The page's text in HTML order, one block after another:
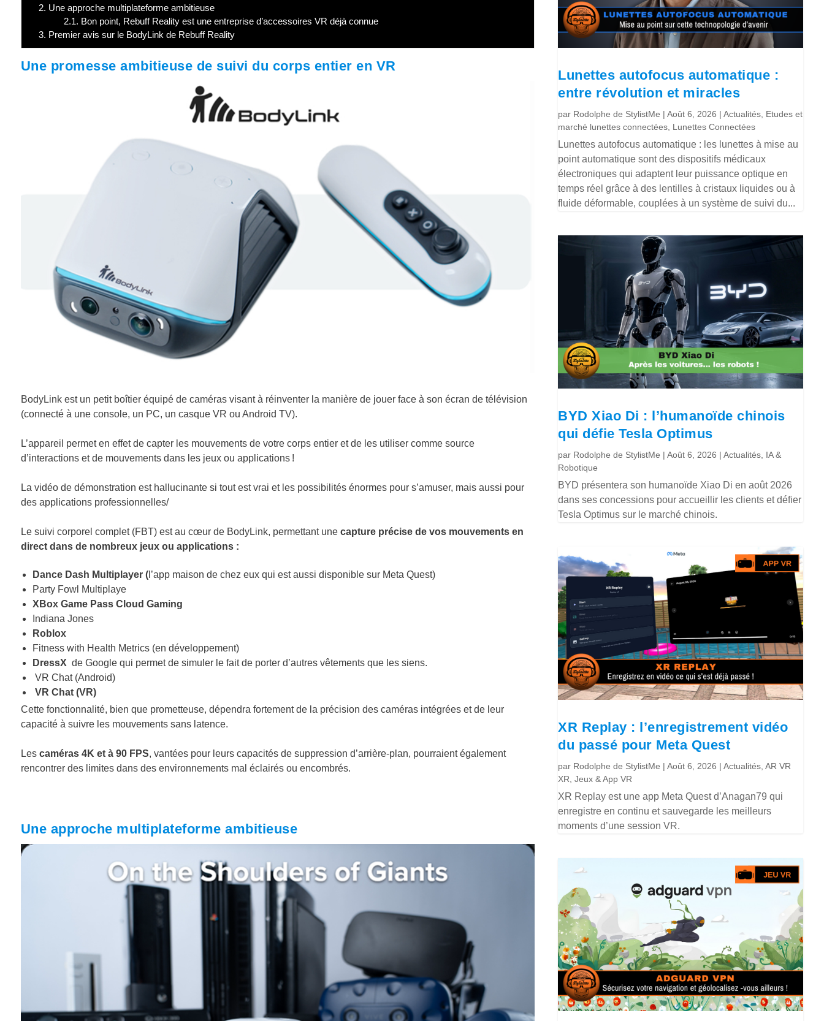
2. Une approche multiplateforme ambitieuse
2.1. Bon point, Rebuff Reality est une entreprise d’accessoires VR déjà connue
3. Premier avis sur le BodyLink de Rebuff Reality
Une promesse ambitieuse de suivi du corps entier en VR
BodyLink est un petit boîtier équipé de caméras visant à réinventer la manière de jouer face à son écran de télévision
(connecté à une console, un PC, un casque VR ou Android TV).
L’appareil permet en effet de capter les mouvements de votre corps entier et de les utiliser comme source
d’interactions et de mouvements dans les jeux ou applications !
La vidéo de démonstration est hallucinante si tout est vrai et les possibilités énormes pour s’amuser, mais aussi pour
des applications professionnelles/
Le suivi corporel complet (FBT) est au cœur de BodyLink, permettant une capture précise de vos mouvements en
direct dans de nombreux jeux ou applications :
Dance Dash Multiplayer (l’app maison de chez eux qui est aussi disponible sur Meta Quest)
Party Fowl Multiplaye
XBox Game Pass Cloud Gaming
Indiana Jones
Roblox
Fitness with Health Metrics (en développement)
DressX de Google qui permet de simuler le fait de porter d’autres vêtements que les siens.
VR Chat (Android)
VR Chat (VR)
Cette fonctionnalité, bien que prometteuse, dépendra fortement de la précision des caméras intégrées et de leur
capacité à suivre les mouvements sans latence.
Les caméras 4K et à 90 FPS, vantées pour leurs capacités de suppression d’arrière-plan, pourraient également
rencontrer des limites dans des environnements mal éclairés ou encombrés.
Une approche multiplateforme ambitieuse
Lunettes autofocus automatique :
entre révolution et miracles
par Rodolphe de StylistMe |Août 6, 2026 |Actualités Etudes et
marché lunettes connectées Lunettes Connectées
Lunettes autofocus automatique : les lunettes à mise au
point automatique sont des dispositifs médicaux
électroniques qui adaptent leur puissance optique en
temps réel grâce à des lentilles à cristaux liquides ou à
fluide déformable, couplées à un système de suivi du...
BYD Xiao Di : l’humanoïde chinois
qui défie Tesla Optimus
par Rodolphe de StylistMe |Août 6, 2026 |Actualités IA &
Robotique
BYD présentera son humanoïde Xiao Di en août 2026
dans ses concessions pour accueillir les clients et défier
Tesla Optimus sur le marché chinois.
XR Replay : l’enregistrement vidéo
du passé pour Meta Quest
par Rodolphe de StylistMe |Août 6, 2026 |Actualités ,AR VR
XR ,Jeux & App VR
XR Replay est une app Meta Quest d’Anagan79 qui
enregistre en continu et sauvegarde les meilleurs
moments d’une session VR.